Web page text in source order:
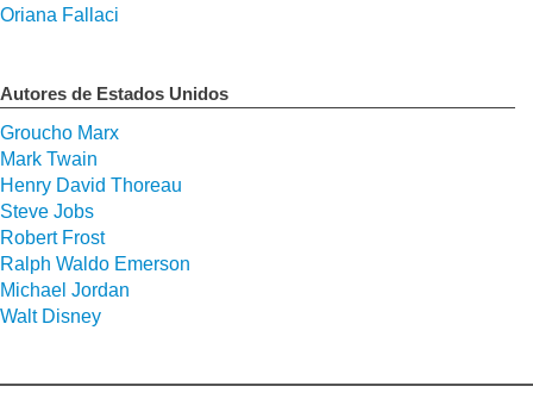
Oriana Fallaci
Autores de Estados Unidos
Groucho Marx
Mark Twain
Henry David Thoreau
Steve Jobs
Robert Frost
Ralph Waldo Emerson
Michael Jordan
Walt Disney